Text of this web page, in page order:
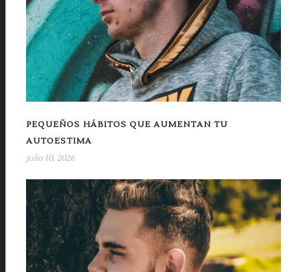
PEQUEÑOS HÁBITOS QUE AUMENTAN TU
AUTOESTIMA
julio 10, 2026